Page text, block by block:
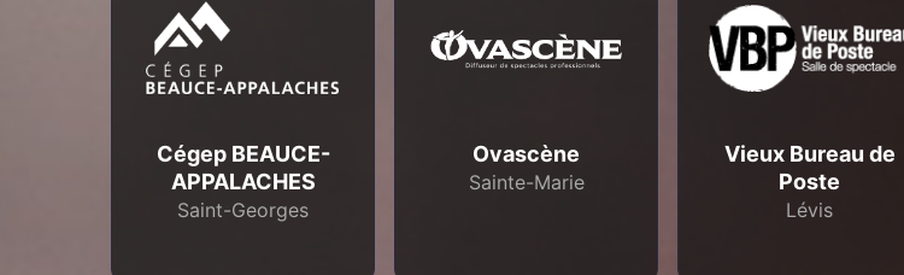
Cégep BEAUCE-
APPALACHES
Saint-Georges
Ovascène
Sainte-Marie
Vieux Bureau de
Poste
Lévis